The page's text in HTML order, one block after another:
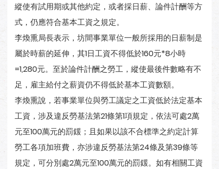
縱使有試用期或其他約定，或者採日薪、論件計酬等方
式，仍應符合基本工資之規定。
李煥熏局長表示，坊間事業單位一般所採用的日薪制是
屬於時薪的延伸，其1日工資不得低於160元*8小時
=1,280元。至於論件計酬之勞工，縱使最後件數略有不
足，雇主給付之薪資仍不得低於基本工資數額。
李煥熏說，若事業單位與勞工議定之工資低於法定基本
工資，涉及違反勞基法第21條第1項規定，依法可處2萬
元至100萬元的罰鍰；且如果以該不合標準之約定計算
勞工各項加班費，亦涉違反勞基法第24條及第39條等
規定，可分別處2萬元至100萬元的罰鍰。如有相關工資